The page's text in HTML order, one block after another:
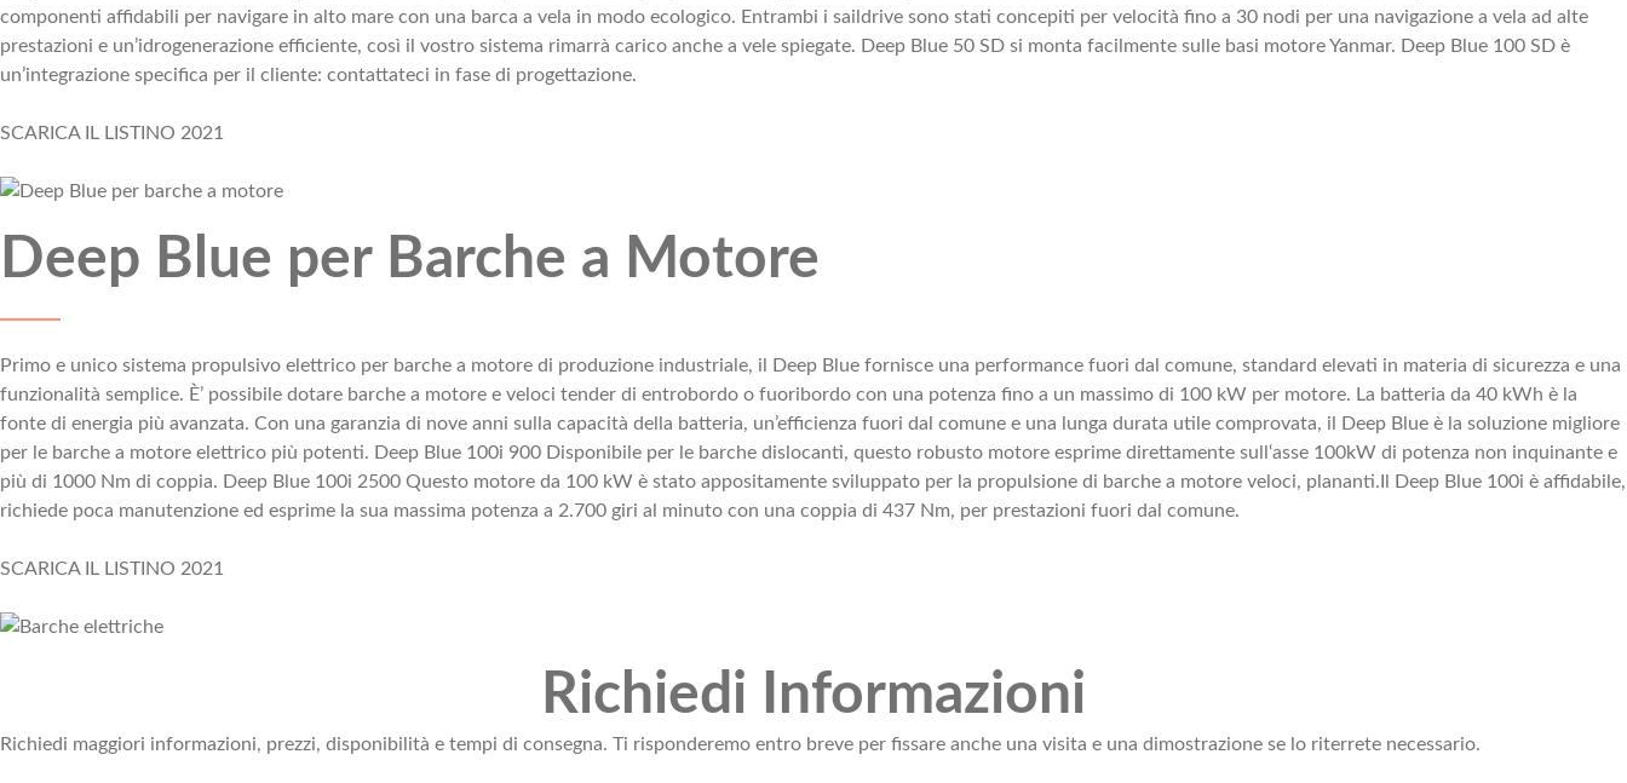
componenti affidabili per navigare in alto mare con una barca a vela in modo ecologico. Entrambi i saildrive sono stati concepiti per velocità fino a 30 nodi per una navigazione a vela ad alte
prestazioni e un’idrogenerazione efficiente, così il vostro sistema rimarrà carico anche a vele spiegate. Deep Blue 50 SD si monta facilmente sulle basi motore Yanmar. Deep Blue 100 SD è
un’integrazione specifica per il cliente: contattateci in fase di progettazione.
SCARICA IL LISTINO 2021
Deep Blue per Barche a Motore
Primo e unico sistema propulsivo elettrico per barche a motore di produzione industriale, il Deep Blue fornisce una performance fuori dal comune, standard elevati in materia di sicurezza e una
funzionalità semplice. È’ possibile dotare barche a motore e veloci tender di entrobordo o fuoribordo con una potenza fino a un massimo di 100 kW per motore. La batteria da 40 kWh è la
fonte di energia più avanzata. Con una garanzia di nove anni sulla capacità della batteria, un’efficienza fuori dal comune e una lunga durata utile comprovata, il Deep Blue è la soluzione migliore
per le barche a motore elettrico più potenti. Deep Blue 100i 900 Disponibile per le barche dislocanti, questo robusto motore esprime direttamente sull‘asse 100kW di potenza non inquinante e
più di 1000 Nm di coppia. Deep Blue 100i 2500 Questo motore da 100 kW è stato appositamente sviluppato per la propulsione di barche a motore veloci, plananti.Il Deep Blue 100i è affidabile,
richiede poca manutenzione ed esprime la sua massima potenza a 2.700 giri al minuto con una coppia di 437 Nm, per prestazioni fuori dal comune.
SCARICA IL LISTINO 2021
title
Richiedi Informazioni
Testo
Richiedi maggiori informazioni, prezzi, disponibilità e tempi di consegna. Ti risponderemo entro breve per fissare anche una visita e una dimostrazione se lo riterrete necessario.